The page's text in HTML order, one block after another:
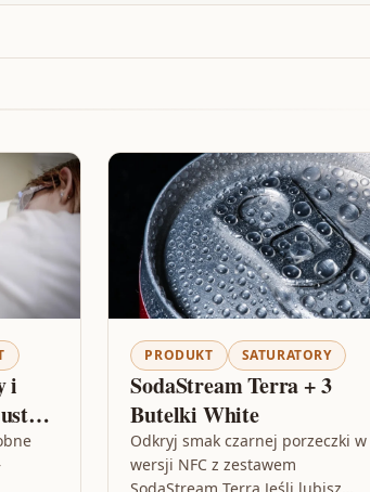
i
PRODUKT SATURATORY
SodaStream Terra + 3
Butelki White
Odkryj smak czarnej porzeczki w
wersji NFC z zestawem